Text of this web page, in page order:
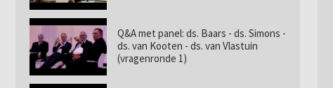
Q&A met panel: ds. Baars - ds. Simons -
ds. van Kooten - ds. van Vlastuin
(vragenronde 1)